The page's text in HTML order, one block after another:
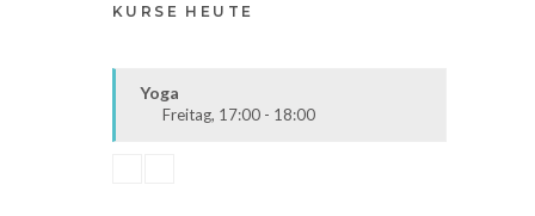
KURSE HEUTE
Yoga
Freitag, 17:00 - 18:00